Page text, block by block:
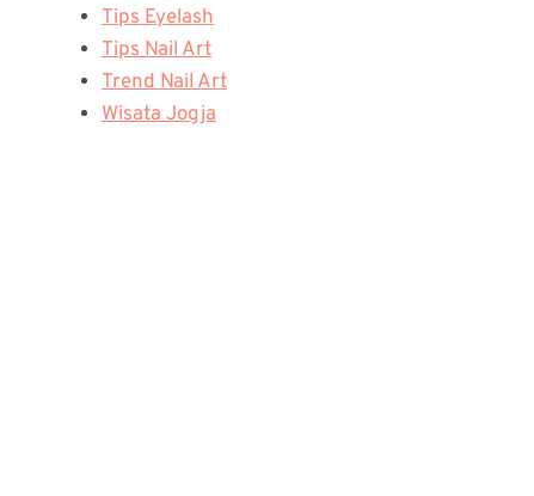
Tips Eyelash
Tips Nail Art
Trend Nail Art
Wisata Jogja